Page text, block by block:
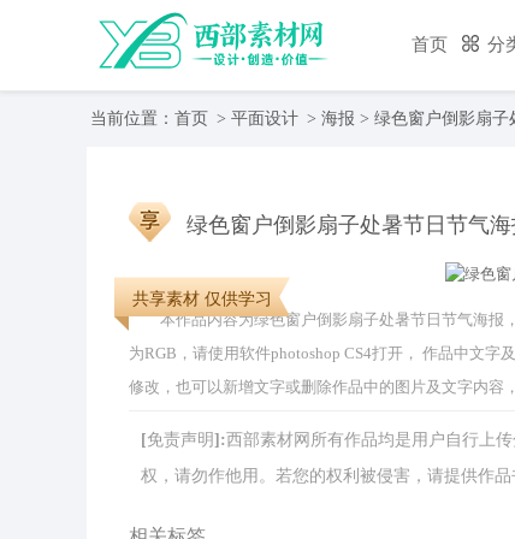
首页 分
当前位置： 首页 > 平面设计 > 海报 > 绿色窗户倒影扇子
绿色窗户倒影扇子处暑节日节气海
共享素材 仅供学习
本作品内容为绿色窗户倒影扇子处暑节日节气海报
为RGB，请使用软件photoshop CS4打开， 作品中文
修改，也可以新增文字或删除作品中的图片及文字内容
[免责声明]:西部素材网所有作品均是用户自行上
权，请勿作他用。若您的权利被侵害，请提供作